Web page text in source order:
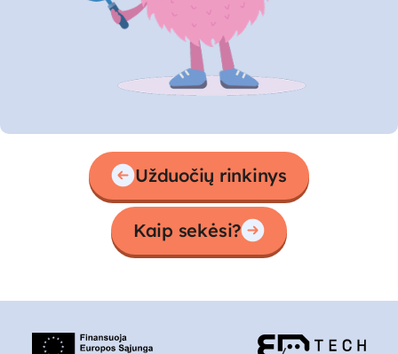
Užduočių rinkinys
Kaip sekėsi?